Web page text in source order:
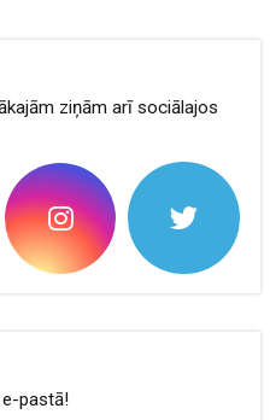
ziņām arī sociālajos
pastā!